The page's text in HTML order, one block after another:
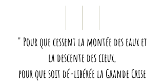
" Pour que cessent la montée des eaux et
la descente des cieux,
pour que soit dé-libérée la Grande Crise